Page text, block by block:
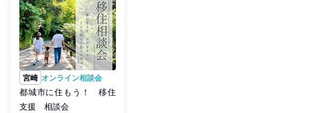
宮崎 オンライン相談会
都城市に住もう！ 移住
支援 相談会